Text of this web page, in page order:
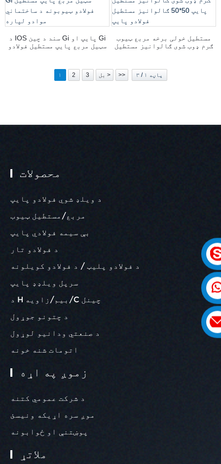
د IOS سند د چین Gi پایپ او Gi
سټیل مربع پایپ مستطیل فولادو
مستطیل خولی برخه مربع ټیوب
ګرم ډوب شوی ګالوانیز مستطیل
۱ 2 3 بل > >> پاڼه ۱ / ۳
محصولات
د ویلډ شوي فولادو پایپ
مربع/مستطیل ټیوب
بې سیمه فولادي پایپ
د فولادو تار
د فولادو پلیټ / د فولادو کویلونه
سرپل ویلډډ پایپ
د H بیم/زاویه/C چینل
د چتونو جوړول
د صنعتي ودانیو لوړول
اتومات شنه خونه
زموږ په اړه
د شرکت عمومي کتنه
موږ سره اړیکه ونیسئ
پوښتنې او ځوابونه
ملاتړ